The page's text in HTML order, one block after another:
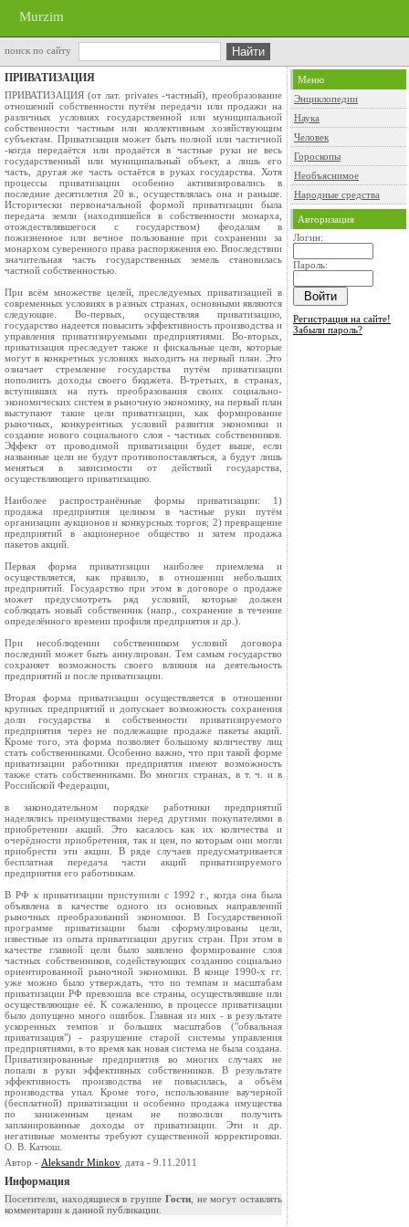
Murzim
поиск по сайту
ПРИВАТИЗАЦИЯ
ПРИВАТИЗАЦИЯ (от лат. privates -частный), преобразование
отношений собственности путём передачи или продажи на
различных условиях государственной или муниципальной
собственности частным или коллективным хозяйствующим
субъектам. Приватизация может быть полной или частичной
-когда передаётся или продаётся в частные руки не весь
государственный или муниципальный объект, а лишь его
часть, другая же часть остаётся в руках государства. Хотя
процессы приватизации особенно активизировались в
последние десятилетия 20 в., осуществлялась она и раньше.
Исторически первоначальной формой приватизации была
передача земли (находившейся в собственности монарха,
отождествлявшегося с государством) феодалам в
пожизненное или вечное пользование при сохранении за
монархом суверенного права распоряжения ею. Впоследствии
значительная часть государственных земель становилась
частной собственностью.
При всём множестве целей, преследуемых приватизацией в
современных условиях в разных странах, основными являются
следующие. Во-первых, осуществляя приватизацию,
государство надеется повысить эффективность производства и
управления приватизируемыми предприятиями. Во-вторых,
приватизация преследует также и фискальные цели, которые
могут в конкретных условиях выходить на первый план. Это
означает стремление государства путём приватизации
пополнить доходы своего бюджета. В-третьих, в странах,
вступивших на путь преобразования своих социально-
экономических систем в рыночную экономику, на первый план
выступают такие цели приватизации, как формирование
рыночных, конкурентных условий развития экономики и
создание нового социального слоя - частных собственников.
Эффект от проводимой приватизации будет выше, если
названные цели не будут противопоставляться, а будут лишь
меняться в зависимости от действий государства,
осуществляющего приватизацию.
Наиболее распространённые формы приватизации: 1)
продажа предприятия целиком в частные руки путём
организации аукционов и конкурсных торгов; 2) превращение
предприятий в акционерное общество и затем продажа
пакетов акций.
Первая форма приватизации наиболее приемлема и
осуществляется, как правило, в отношении небольших
предприятий. Государство при этом в договоре о продаже
может предусмотреть ряд условий, которые должен
соблюдать новый собственник (напр., сохранение в течение
определённого времени профиля предприятия и др.).
При несоблюдении собственником условий договора
последний может быть аннулирован. Тем самым государство
сохраняет возможность своего влияния на деятельность
предприятий и после приватизации.
Вторая форма приватизации осуществляется в отношении
крупных предприятий и допускает возможность сохранения
доли государства в собственности приватизируемого
предприятия через не подлежащие продаже пакеты акций.
Кроме того, эта форма позволяет большому количеству лиц
стать собственниками. Особенно важно, что при такой форме
приватизации работники предприятия имеют возможность
также стать собственниками. Во многих странах, в т. ч. и в
Российской Федерации,
в законодательном порядке работники предприятий
наделялись преимуществами перед другими покупателями в
приобретении акций. Это касалось как их количества и
очерёдности приобретения, так и цен, по которым они могли
приобрести эти акции. В ряде случаев предусматривается
бесплатная передача части акций приватизируемого
предприятия его работникам.
В РФ к приватизации приступили с 1992 г., когда она была
объявлена в качестве одного из основных направлений
рыночных преобразований экономики. В Государственной
программе приватизации были сформулированы цели,
известные из опыта приватизации других стран. При этом в
качестве главной цели было заявлено формирование слоя
частных собственников, содействующих созданию социально
ориентированной рыночной экономики. В конце 1990-х гг.
уже можно было утверждать, что по темпам и масштабам
приватизации РФ превзошла все страны, осуществлявшие или
осуществляющие её. К сожалению, в процессе приватизации
было допущено много ошибок. Главная из них - в результате
ускоренных темпов и больших масштабов ("обвальная
приватизация") - разрушение старой системы управления
предприятиями, в то время как новая система не была создана.
Приватизированные предприятия во многих случаях не
попали в руки эффективных собственников. В результате
эффективность производства не повысилась, а объём
производства упал. Кроме того, использование ваучерной
(бесплатной) приватизации и особенно продажа имущества
по заниженным ценам не позволили получить
запланированные доходы от приватизации. Эти и др.
негативные моменты требуют существенной корректировки.
О. В. Катюш.
Автор - Aleksandr Minkov, дата - 9.11.2011
Информация
Посетители, находящиеся в группе Гости, не могут оставлять
комментарии к данной публикации.
Меню
Энциклопедии
Наука
Человек
Гороскопы
Необъяснимое
Народные средства
Авторизация
Логин:
Пароль:
Регистрация на сайте!
Забыли пароль?